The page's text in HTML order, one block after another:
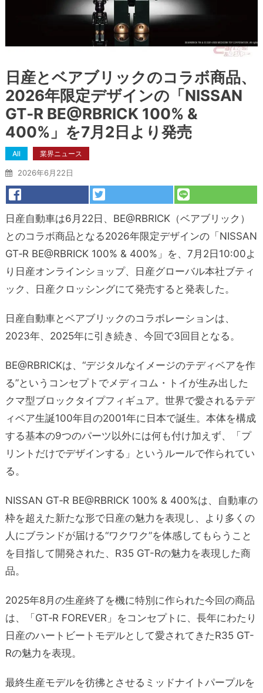
日産とベアブリックのコラボ商品、
2026年限定デザインの「NISSAN
GT‑R BE@RBRICK 100% &
400%」を7月2日より発売
All 業界ニュース
2026年6月22日
日産自動車は6月22日、BE@RBRICK（ベアブリック）
とのコラボ商品となる2026年限定デザインの「NISSAN
GT‑R BE@RBRICK 100% & 400%」を、7月2日10:00よ
り日産オンラインショップ、日産グローバル本社ブティ
ック、日産クロッシングにて発売すると発表した。
日産自動車とベアブリックのコラボレーションは、
2023年、2025年に引き続き、今回で3回目となる。
BE@RBRICKは、“デジタルなイメージのテディベアを作
る”というコンセプトでメディコム・トイが生み出した
クマ型ブロックタイプフィギュア。世界で愛されるテデ
ィベア生誕100年目の2001年に日本で誕生。本体を構成
する基本の9つのパーツ以外には何も付け加えず、「プ
リントだけでデザインする」というルールで作られてい
る。
NISSAN GT‑R BE@RBRICK 100% & 400%は、自動車の
枠を超えた新たな形で日産の魅力を表現し、より多くの
人にブランドが届ける“ワクワク”を体感してもらうこと
を目指して開発された、R35 GT-Rの魅力を表現した商
品。
2025年8月の生産終了を機に特別に作られた今回の商品
は、「GT‑R FOREVER」をコンセプトに、長年にわたり
日産のハートビートモデルとして愛されてきたR35 GT-
Rの魅力を表現。
最終生産モデルを彷彿とさせるミッドナイトパープルを